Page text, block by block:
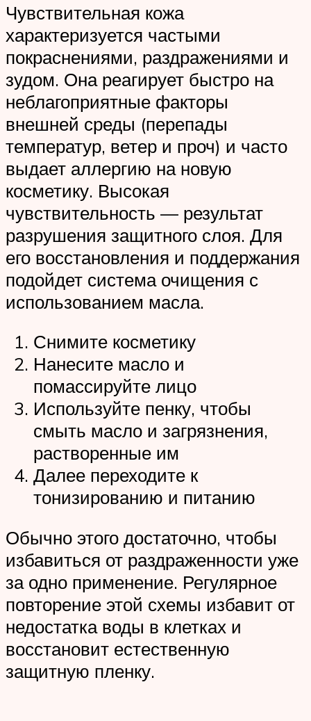
Чувствительная кожа
характеризуется частыми
покраснениями, раздражениями и
зудом. Она реагирует быстро на
неблагоприятные факторы
внешней среды (перепады
температур, ветер и проч) и часто
выдает аллергию на новую
косметику. Высокая
чувствительность — результат
разрушения защитного слоя. Для
его восстановления и поддержания
подойдет система очищения с
использованием масла.
Снимите косметику
Нанесите масло и
помассируйте лицо
Используйте пенку, чтобы
смыть масло и загрязнения,
растворенные им
Далее переходите к
тонизированию и питанию
Обычно этого достаточно, чтобы
избавиться от раздраженности уже
за одно применение. Регулярное
повторение этой схемы избавит от
недостатка воды в клетках и
восстановит естественную
защитную пленку.